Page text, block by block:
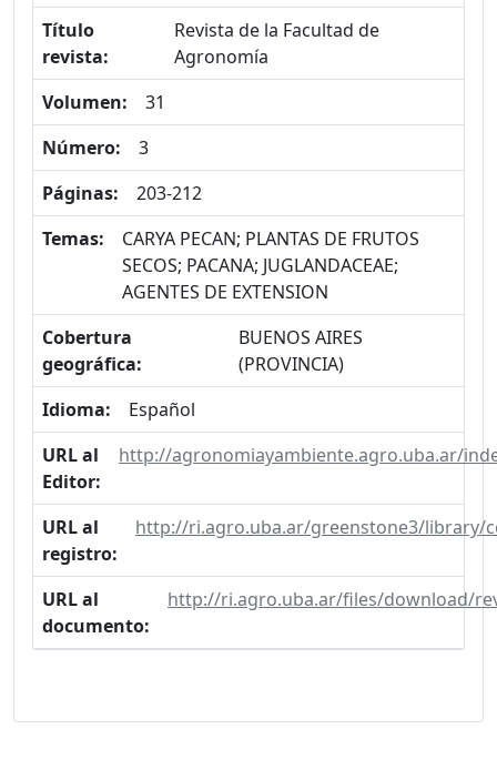
Título
revista:
Revista de la Facultad de
Agronomía
Volumen:
31
Número:
3
Páginas:
203-212
Temas:
CARYA PECAN; PLANTAS DE FRUTOS
SECOS; PACANA; JUGLANDACEAE;
AGENTES DE EXTENSION
Cobertura
geográfica:
BUENOS AIRES
(PROVINCIA)
Idioma:
Español
URL al
Editor:
http://agronomiayambiente.agro.uba.ar/
URL al
registro:
http://ri.agro.uba.ar/greenstone3/library/
URL al
documento:
http://ri.agro.uba.ar/files/download/